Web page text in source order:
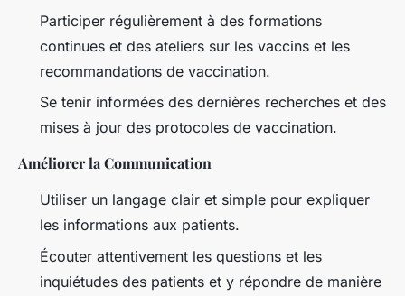
Participer régulièrement à des formations
continues et des ateliers sur les vaccins et les
recommandations de vaccination.
Se tenir informées des dernières recherches et des
mises à jour des protocoles de vaccination.
Améliorer la Communication
Utiliser un langage clair et simple pour expliquer
les informations aux patients.
Écouter attentivement les questions et les
inquiétudes des patients et y répondre de manière